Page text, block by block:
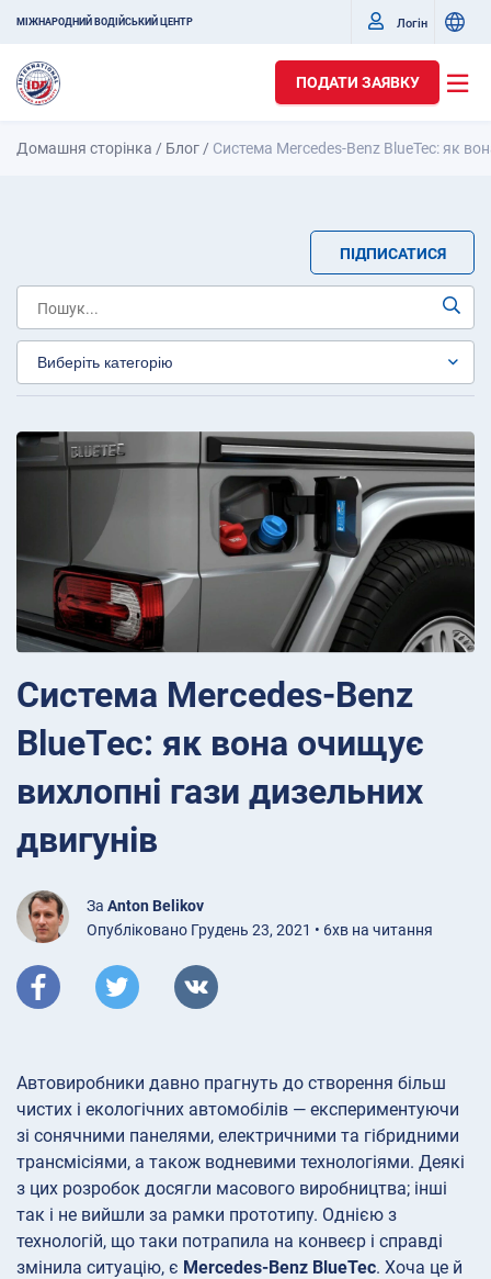
МІЖНАРОДНИЙ ВОДІЙСЬКИЙ ЦЕНТР Логін
ПОДАТИ ЗАЯВКУ
Домашня сторінка / Блог / Система Mercedes-Benz BlueTec: як
ПІДПИСАТИСЯ
Система Mercedes-Benz
BlueTec: як вона очищує
вихлопні гази дизельних
двигунів
За Anton Belikov
Опубліковано Грудень 23, 2021 • 6хв на читання
Автовиробники давно прагнуть до створення більш
чистих і екологічних автомобілів — експериментуючи
зі сонячними панелями, електричними та гібридними
трансмісіями, а також водневими технологіями. Деякі
з цих розробок досягли масового виробництва; інші
так і не вийшли за рамки прототипу. Однією з
технологій, що таки потрапила на конвеєр і справді
змінила ситуацію, є Mercedes-Benz BlueTec. Хоча це й